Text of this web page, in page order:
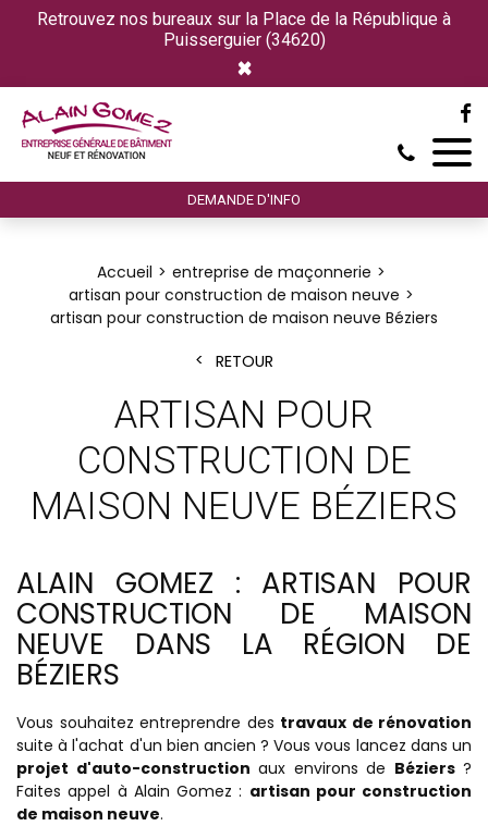
Retrouvez nos bureaux sur la Place de la République à
Puisserguier (34620)
×
DEMANDE D'INFO
Accueil
entreprise de maçonnerie
artisan pour construction de maison neuve
artisan pour construction de maison neuve Béziers
RETOUR
ARTISAN POUR
CONSTRUCTION DE
MAISON NEUVE BÉZIERS
ALAIN GOMEZ : ARTISAN POUR
CONSTRUCTION DE MAISON
NEUVE DANS LA RÉGION DE
BÉZIERS
Vous souhaitez entreprendre des travaux de rénovation
suite à l'achat d'un bien ancien ? Vous vous lancez dans un
projet d'auto-construction aux environs de Béziers?
Faites appel à Alain Gomez : artisan pour construction
de maison neuve.